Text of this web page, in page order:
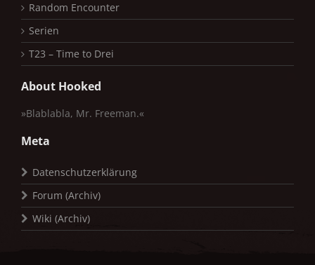
Random Encounter
Serien
T23 – Time to Drei
About Hooked
»Blablabla, Mr. Freeman.«
Meta
Datenschutzerklärung
Forum (Archiv)
Wiki (Archiv)